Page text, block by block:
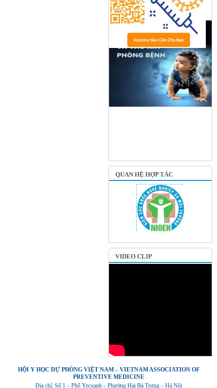
QUAN HỆ HỢP TÁC
VIDEO CLIP
HỘI Y HỌC DỰ PHÒNG VIỆT NAM – VIETNAM ASSOCIATION OF
PREVENTIVE MEDICINE
Địa chỉ: Số 1 – Phố Yecxanh – Phường Hai Bà Trưng – Hà Nội